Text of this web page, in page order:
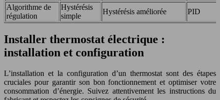
Algorithme de
régulation
Hystérésis
simple
Hystérésis améliorée PID
Installer thermostat électrique :
installation et configuration
L’installation et la configuration d’un thermostat sont des étapes
cruciales pour garantir son bon fonctionnement et optimiser votre
consommation d’énergie. Suivez attentivement les instructions du